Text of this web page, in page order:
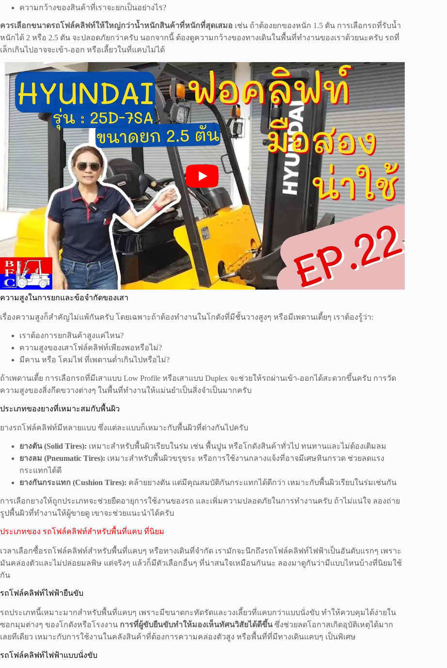
ความกว้างของสินค้าที่เราจะยกเป็นอย่างไร?
ควรเลือกขนาดรถโฟล์คลิฟท์ให้ใหญ่กว่าน้ำหนักสินค้าที่หนักที่สุดเสมอ เช่น ถ้าต้องยกของหนัก 1.5 ตัน การเลือกรถที่รับน้ำ
หนักได้ 2 หรือ 2.5 ตัน จะปลอดภัยกว่าครับ นอกจากนี้ ต้องดูความกว้างของทางเดินในพื้นที่ทำงานของเราด้วยนะครับ รถที่
เล็กเกินไปอาจจะเข้า-ออก หรือเลี้ยวในที่แคบไม่ได้
ความสูงในการยกและข้อจำกัดของเสา
เรื่องความสูงก็สำคัญไม่แพ้กันครับ โดยเฉพาะถ้าต้องทำงานในโกดังที่มีชั้นวางสูงๆ หรือมีเพดานเตี้ยๆ เราต้องรู้ว่า:
เราต้องการยกสินค้าสูงแค่ไหน?
ความสูงของเสาโฟล์คลิฟท์เพียงพอหรือไม่?
มีคาน หรือ โคมไฟ ที่เพดานต่ำเกินไปหรือไม่?
ถ้าเพดานเตี้ย การเลือกรถที่มีเสาแบบ Low Profile หรือเสาแบบ Duplex จะช่วยให้รถผ่านเข้า-ออกได้สะดวกขึ้นครับ การวัด
ความสูงของสิ่งกีดขวางต่างๆ ในพื้นที่ทำงานให้แม่นยำเป็นสิ่งจำเป็นมากครับ
ประเภทของยางที่เหมาะสมกับพื้นผิว
ยางรถโฟล์คลิฟท์มีหลายแบบ ซึ่งแต่ละแบบก็เหมาะกับพื้นผิวที่ต่างกันไปครับ
ยางตัน (Solid Tires): เหมาะสำหรับพื้นผิวเรียบในร่ม เช่น พื้นปูน หรือโกดังสินค้าทั่วไป ทนทานและไม่ต้องเติมลม
ยางลม (Pneumatic Tires): เหมาะสำหรับพื้นผิวขรุขระ หรือการใช้งานกลางแจ้งที่อาจมีเศษหินกรวด ช่วยลดแรง
กระแทกได้ดี
ยางกันกระแทก (Cushion Tires): คล้ายยางตัน แต่มีคุณสมบัติกันกระแทกได้ดีกว่า เหมาะกับพื้นผิวเรียบในร่มเช่นกัน
การเลือกยางให้ถูกประเภทจะช่วยยืดอายุการใช้งานของรถ และเพิ่มความปลอดภัยในการทำงานครับ ถ้าไม่แน่ใจ ลองถ่าย
รูปพื้นผิวที่ทำงานให้ผู้ขายดู เขาจะช่วยแนะนำได้ครับ
ประเภทของ รถโฟล์คลิฟท์สำหรับพื้นที่แคบ ที่นิยม
เวลาเลือกซื้อรถโฟล์คลิฟท์สำหรับพื้นที่แคบๆ หรือทางเดินที่จำกัด เรามักจะนึกถึงรถโฟล์คลิฟท์ไฟฟ้าเป็นอันดับแรกๆ เพราะ
มันคล่องตัวและไม่ปล่อยมลพิษ แต่จริงๆ แล้วก็มีตัวเลือกอื่นๆ ที่น่าสนใจเหมือนกันนะ ลองมาดูกันว่ามีแบบไหนบ้างที่นิยมใช้
กัน
รถโฟล์คลิฟท์ไฟฟ้ายืนขับ
รถประเภทนี้เหมาะมากสำหรับพื้นที่แคบๆ เพราะมีขนาดกะทัดรัดและวงเลี้ยวที่แคบกว่าแบบนั่งขับ ทำให้ควบคุมได้ง่ายใน
ซอกมุมต่างๆ ของโกดังหรือโรงงาน การที่ผู้ขับยืนขับทำให้มองเห็นทัศนวิสัยได้ดีขึ้นซึ่งช่วยลดโอกาสเกิดอุบัติเหตุได้มาก
เลยทีเดียว เหมาะกับการใช้งานในคลังสินค้าที่ต้องการความคล่องตัวสูง หรือพื้นที่ที่มีทางเดินแคบๆ เป็นพิเศษ
รถโฟล์คลิฟท์ไฟฟ้าแบบนั่งขับ